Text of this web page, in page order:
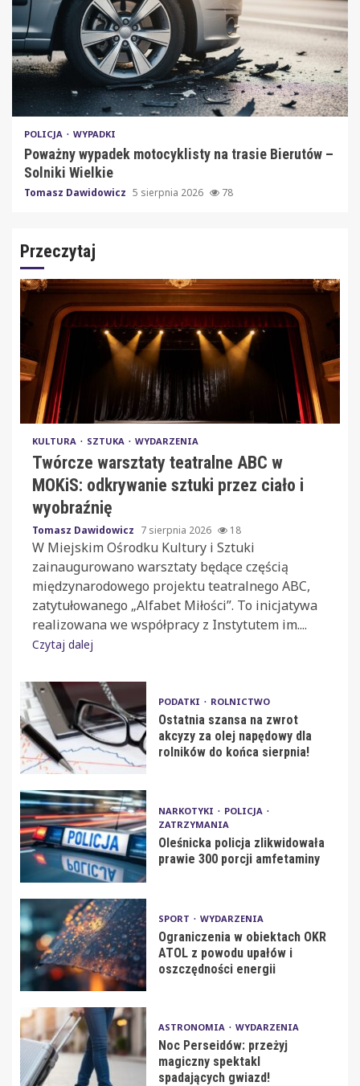
POLICJA WYPADKI
Poważny wypadek motocyklisty na trasie Bierutów –
Solniki Wielkie
Tomasz Dawidowicz 5 sierpnia 2026 78
Przeczytaj
KULTURA SZTUKA WYDARZENIA
Twórcze warsztaty teatralne ABC w
MOKiS: odkrywanie sztuki przez ciało i
wyobraźnię
Tomasz Dawidowicz 7 sierpnia 2026 18
W Miejskim Ośrodku Kultury i Sztuki
zainaugurowano warsztaty będące częścią
międzynarodowego projektu teatralnego ABC,
zatytułowanego „Alfabet Miłości”. To inicjatywa
realizowana we współpracy z Instytutem im....
Czytaj dalej
PODATKI ROLNICTWO
Ostatnia szansa na zwrot
akcyzy za olej napędowy dla
rolników do końca sierpnia!
NARKOTYKI
POLICJA
ZATRZYMANIA
Oleśnicka policja zlikwidowała
prawie 300 porcji amfetaminy
SPORT WYDARZENIA
Ograniczenia w obiektach OKR
ATOL z powodu upałów i
oszczędności energii
ASTRONOMIA WYDARZENIA
Noc Perseidów: przeżyj
magiczny spektakl
spadających gwiazd!